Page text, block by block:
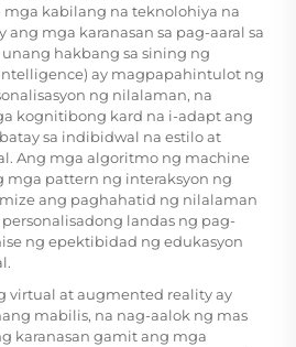
mga kabilang na teknolohiya na
mga karanasan sa pag-aaral sa
hakbang sa sining ng
ay magpapahintulot ng
ng nilalaman, na
kognitibong kard na i-adapt ang
sa indibidwal na estilo at
Ang mga algoritmo ng machine
mga pattern ng interaksyon ng
ang paghahatid ng nilalaman
landas ng pag-
ng epektibidad ng edukasyon
virtual at augmented reality ay
mabilis, na nag-aalok ng mas
karanasan gamit ang mga